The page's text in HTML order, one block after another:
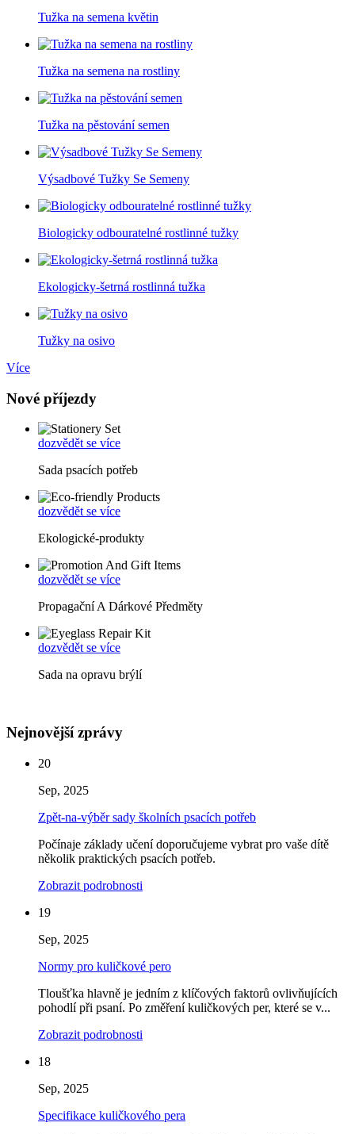
Tužka na semena květin
Tužka na semena na rostliny
Tužka na pěstování semen
Výsadbové Tužky Se Semeny
Biologicky odbouratelné rostlinné tužky
Ekologicky-šetrná rostlinná tužka
Tužky na osivo
Více
Nové příjezdy
dozvědět se více
Sada psacích potřeb
dozvědět se více
Ekologické-produkty
dozvědět se více
Propagační A Dárkové Předměty
dozvědět se více
Sada na opravu brýlí
Nejnovější zprávy
20
Sep, 2025
Zpět-na-výběr sady školních psacích potřeb
Počínaje základy učení doporučujeme vybrat pro vaše dítě
několik praktických psacích potřeb.
Zobrazit podrobnosti
19
Sep, 2025
Normy pro kuličkové pero
Tloušťka hlavně je jedním z klíčových faktorů ovlivňujících
pohodlí při psaní. Po změření kuličkových per, které se v...
Zobrazit podrobnosti
18
Sep, 2025
Specifikace kuličkového pera